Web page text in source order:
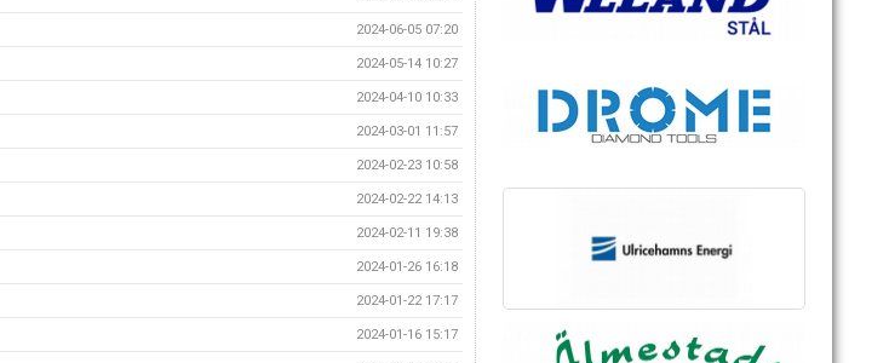
2024-06-05 07:20
2024-05-14 10:27
2024-04-10 10:33
2024-03-01 11:57
2024-02-23 10:58
2024-02-22 14:13
2024-02-11 19:38
2024-01-26 16:18
2024-01-22 17:17
2024-01-16 15:17